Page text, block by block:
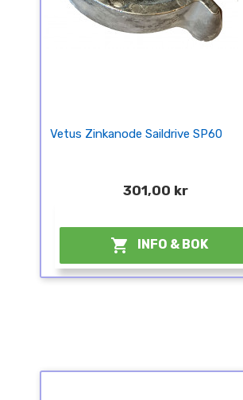
Vetus Zinkanode Saildrive SP60
301,00 kr
 INFO & BOK